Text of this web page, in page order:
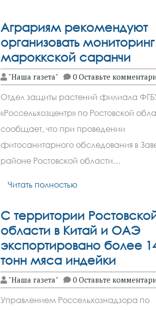
Аграриям рекомендуют
организовать мониторинг
мароккской саранчи
"Наша газета" 0 Оставьте
Отдел защиты растений филиала
«Россельхозцентр» по Ростовской
сообщает, что при проведении
фитосанитарного обследования в
районе Ростовской области…
Читать полностью
С территории
области в Китай и ОАЭ
экспортировано более
тонн мяса индейки
"Наша газета" 0 Оставьте
Управлением Россельхознадзора по